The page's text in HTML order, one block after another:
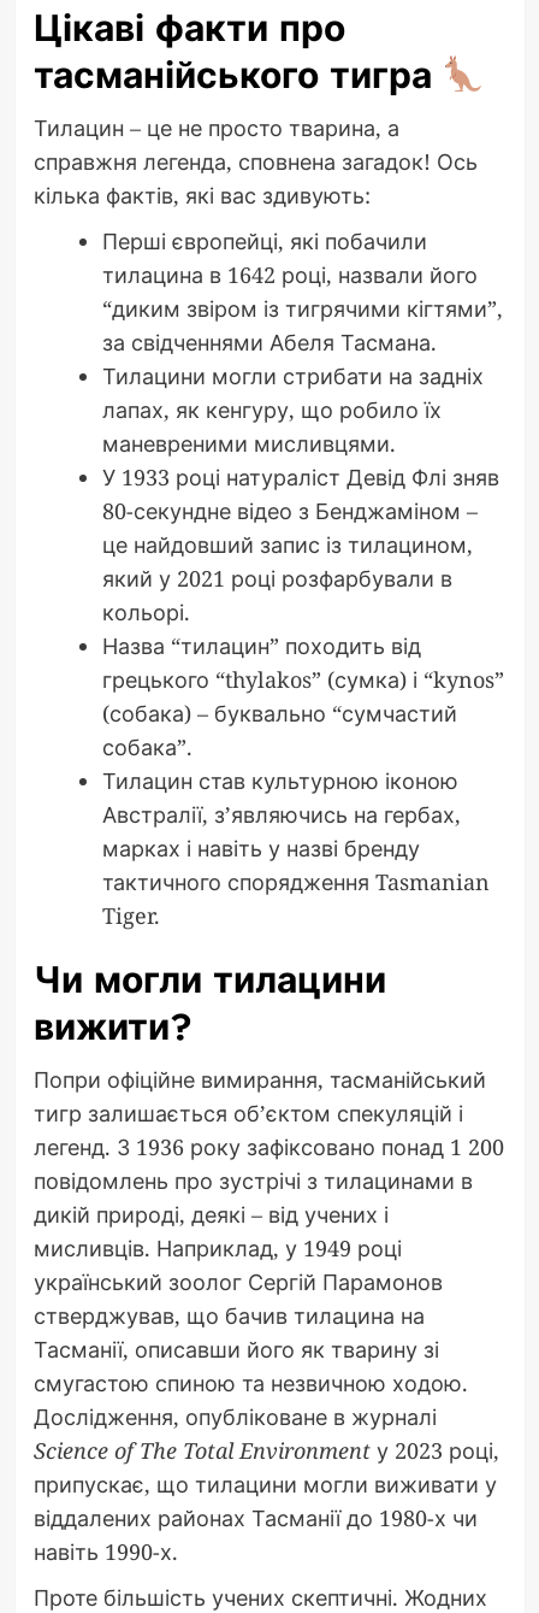
Цікаві факти про
тасманійського тигра
Тилацин – це не просто тварина, а
справжня легенда, сповнена загадок! Ось
кілька фактів, які вас здивують:
Перші європейці, які побачили
тилацина в 1642 році, назвали його
“диким звіром із тигрячими кігтями”,
за свідченнями Абеля Тасмана.
Тилацини могли стрибати на задніх
лапах, як кенгуру, що робило їх
маневреними мисливцями.
У 1933 році натураліст Девід Флі зняв
80-секундне відео з Бенджаміном –
це найдовший запис із тилацином,
який у 2021 році розфарбували в
кольорі.
Назва “тилацин” походить від
грецького “thylakos” (сумка) і “kynos”
(собака) – буквально “сумчастий
собака”.
Тилацин став культурною іконою
Австралії, з’являючись на гербах,
марках і навіть у назві бренду
тактичного спорядження Tasmanian
Tiger.
Чи могли тилацини
вижити?
Попри офіційне вимирання, тасманійський
тигр залишається об’єктом спекуляцій і
легенд. З 1936 року зафіксовано понад 1 200
повідомлень про зустрічі з тилацинами в
дикій природі, деякі – від учених і
мисливців. Наприклад, у 1949 році
український зоолог Сергій Парамонов
стверджував, що бачив тилацина на
Тасманії, описавши його як тварину зі
смугастою спиною та незвичною ходою.
Дослідження, опубліковане в журналі
Science of The Total Environmentу 2023 році,
припускає, що тилацини могли виживати у
віддалених районах Тасманії до 1980-х чи
навіть 1990-х.
Проте більшість учених скептичні. Жодних